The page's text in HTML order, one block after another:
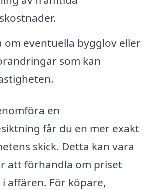
om eventuella bygglov eller
som kan
en
får du en mer exakt
skick. Detta kan vara
att förhandla om priset
affären. För köpare,